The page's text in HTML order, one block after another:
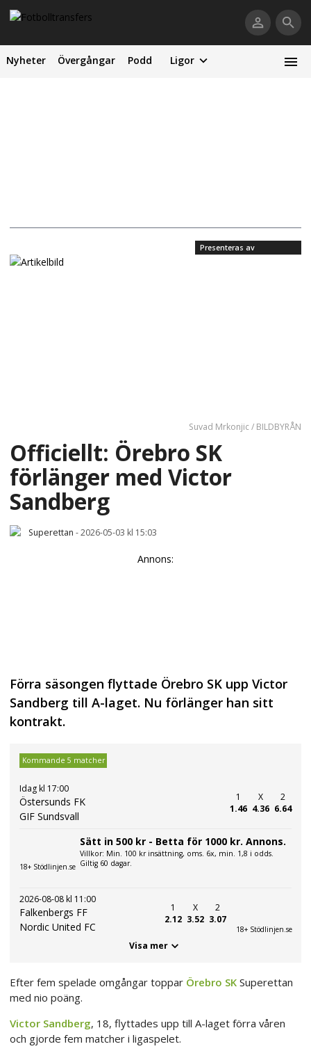
Nyheter Övergångar Podd Ligor
Presenteras av
Suvad Mrkonjic / BILDBYRÅN
Officiellt: Örebro SK
förlänger med Victor
Sandberg
Superettan -2026-05-03 kl 15:03
Annons:
Förra säsongen flyttade Örebro SK upp Victor
Sandberg till A-laget. Nu förlänger han sitt
kontrakt.
Kommande 5 matcher
Idag kl 17:00
Östersunds FK
GIF Sundsvall
1
1.46
X
4.36
2
6.64
18+ Stödlinjen.se
Sätt in 500 kr - Betta för 1000 kr. Annons.
Villkor: Min. 100 kr insättning, oms. 6x, min. 1,8 i odds.
Giltig 60 dagar.
2026-08-08 kl 11:00
Falkenbergs FF
Nordic United FC
1
2.12
X
3.52
2
3.07
18+ Stödlinjen.se
Visa mer
Efter fem spelade omgångar toppar Örebro SK Superettan
med nio poäng.
Victor Sandberg, 18, flyttades upp till A-laget förra våren
och gjorde fem matcher i ligaspelet.